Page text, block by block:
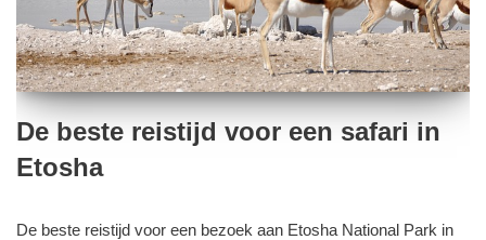
De beste reistijd voor een safari in
Etosha
De beste reistijd voor een bezoek aan Etosha National Park in